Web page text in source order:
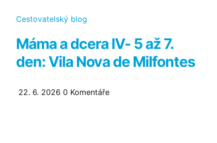
Kategorie
Cestovatelský blog
Máma a dcera IV- 5 až 7.
den: Vila Nova de Milfontes
22. 6. 2026 0 Komentáře